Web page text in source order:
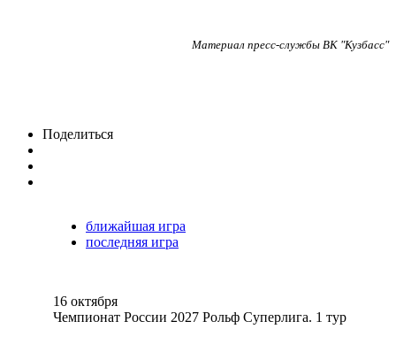
Материал пресс-службы ВК "Кузбасс"
Поделиться
ближайшая игра
последняя игра
16 октября
Чемпионат России 2027 Рольф Суперлига. 1 тур